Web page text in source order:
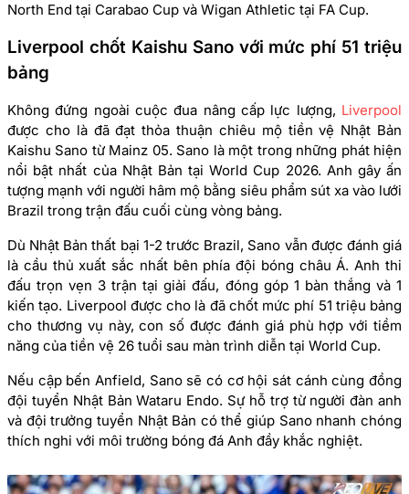
North End tại Carabao Cup và Wigan Athletic tại FA Cup.
Liverpool chốt Kaishu Sano với mức phí 51 triệu
bảng
Không đứng ngoài cuộc đua nâng cấp lực lượng, Liverpool
được cho là đã đạt thỏa thuận chiêu mộ tiền vệ Nhật Bản
Kaishu Sano từ Mainz 05. Sano là một trong những phát hiện
nổi bật nhất của Nhật Bản tại World Cup 2026. Anh gây ấn
tượng mạnh với người hâm mộ bằng siêu phẩm sút xa vào lưới
Brazil trong trận đấu cuối cùng vòng bảng.
Dù Nhật Bản thất bại 1-2 trước Brazil, Sano vẫn được đánh giá
là cầu thủ xuất sắc nhất bên phía đội bóng châu Á. Anh thi
đấu trọn vẹn 3 trận tại giải đấu, đóng góp 1 bàn thắng và 1
kiến tạo. Liverpool được cho là đã chốt mức phí 51 triệu bảng
cho thương vụ này, con số được đánh giá phù hợp với tiềm
năng của tiền vệ 26 tuổi sau màn trình diễn tại World Cup.
Nếu cập bến Anfield, Sano sẽ có cơ hội sát cánh cùng đồng
đội tuyển Nhật Bản Wataru Endo. Sự hỗ trợ từ người đàn anh
và đội trưởng tuyển Nhật Bản có thể giúp Sano nhanh chóng
thích nghi với môi trường bóng đá Anh đầy khắc nghiệt.